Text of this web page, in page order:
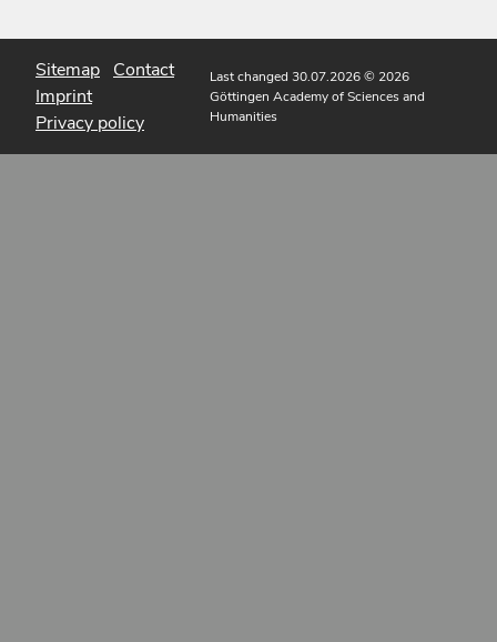
Sitemap Contact
Imprint
Privacy policy
Last changed 30.07.2026© 2026
Göttingen Academy of Sciences and
Humanities